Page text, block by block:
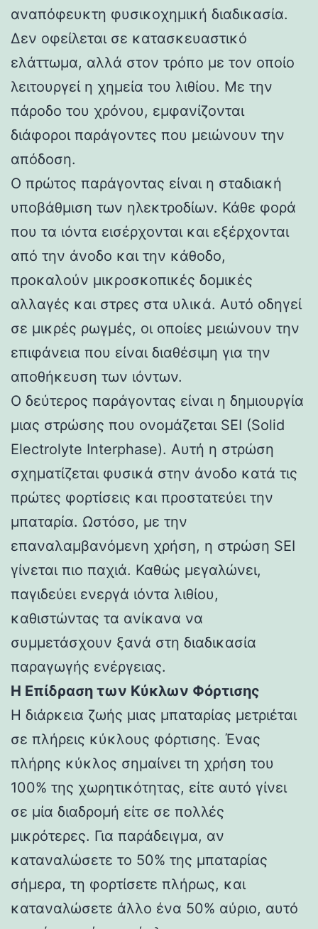
αναπόφευκτη φυσικοχημική διαδικασία.
Δεν οφείλεται σε κατασκευαστικό
ελάττωμα, αλλά στον τρόπο με τον οποίο
λειτουργεί η χημεία του λιθίου. Με την
πάροδο του χρόνου, εμφανίζονται
διάφοροι παράγοντες που μειώνουν την
απόδοση.
Ο πρώτος παράγοντας είναι η σταδιακή
υποβάθμιση των ηλεκτροδίων. Κάθε φορά
που τα ιόντα εισέρχονται και εξέρχονται
από την άνοδο και την κάθοδο,
προκαλούν μικροσκοπικές δομικές
αλλαγές και στρες στα υλικά. Αυτό οδηγεί
σε μικρές ρωγμές, οι οποίες μειώνουν την
επιφάνεια που είναι διαθέσιμη για την
αποθήκευση των ιόντων.
Ο δεύτερος παράγοντας είναι η δημιουργία
μιας στρώσης που ονομάζεται SEI (Solid
Electrolyte Interphase). Αυτή η στρώση
σχηματίζεται φυσικά στην άνοδο κατά τις
πρώτες φορτίσεις και προστατεύει την
μπαταρία. Ωστόσο, με την
επαναλαμβανόμενη χρήση, η στρώση SEI
γίνεται πιο παχιά. Καθώς μεγαλώνει,
παγιδεύει ενεργά ιόντα λιθίου,
καθιστώντας τα ανίκανα να
συμμετάσχουν ξανά στη διαδικασία
παραγωγής ενέργειας.
Η Επίδραση των Κύκλων Φόρτισης
Η διάρκεια ζωής μιας μπαταρίας μετριέται
σε πλήρεις κύκλους φόρτισης. Ένας
πλήρης κύκλος σημαίνει τη χρήση του
100% της χωρητικότητας, είτε αυτό γίνει
σε μία διαδρομή είτε σε πολλές
μικρότερες. Για παράδειγμα, αν
καταναλώσετε το 50% της μπαταρίας
σήμερα, τη φορτίσετε πλήρως, και
καταναλώσετε άλλο ένα 50% αύριο, αυτό